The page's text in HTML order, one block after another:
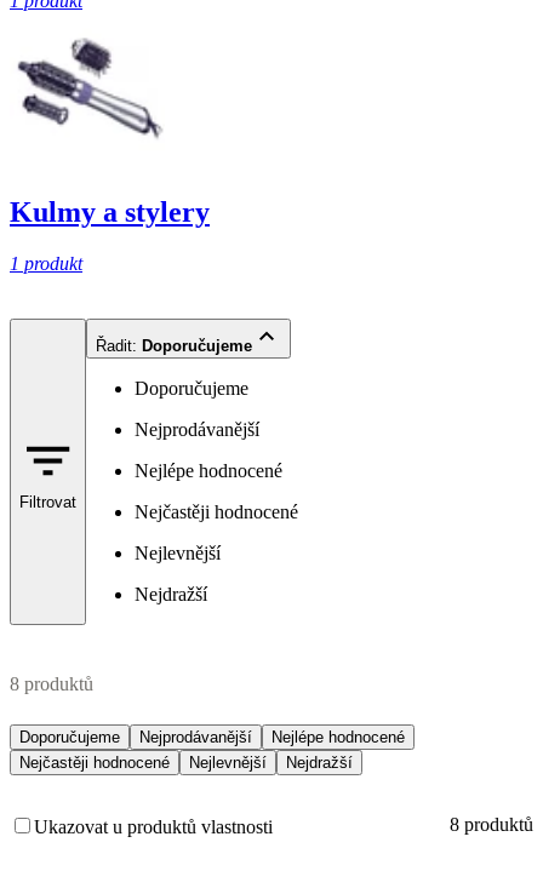
Kulmy a stylery
1 produkt
Filtrovat
Řadit: Doporučujeme
Doporučujeme
Nejprodávanější
Nejlépe hodnocené
Nejčastěji hodnocené
Nejlevnější
Nejdražší
8 produktů
Doporučujeme Nejprodávanější
Nejlépe hodnocené
Nejčastěji hodnocené
Nejlevnější Nejdražší
Ukazovat u produktů vlastnosti 8 produktů